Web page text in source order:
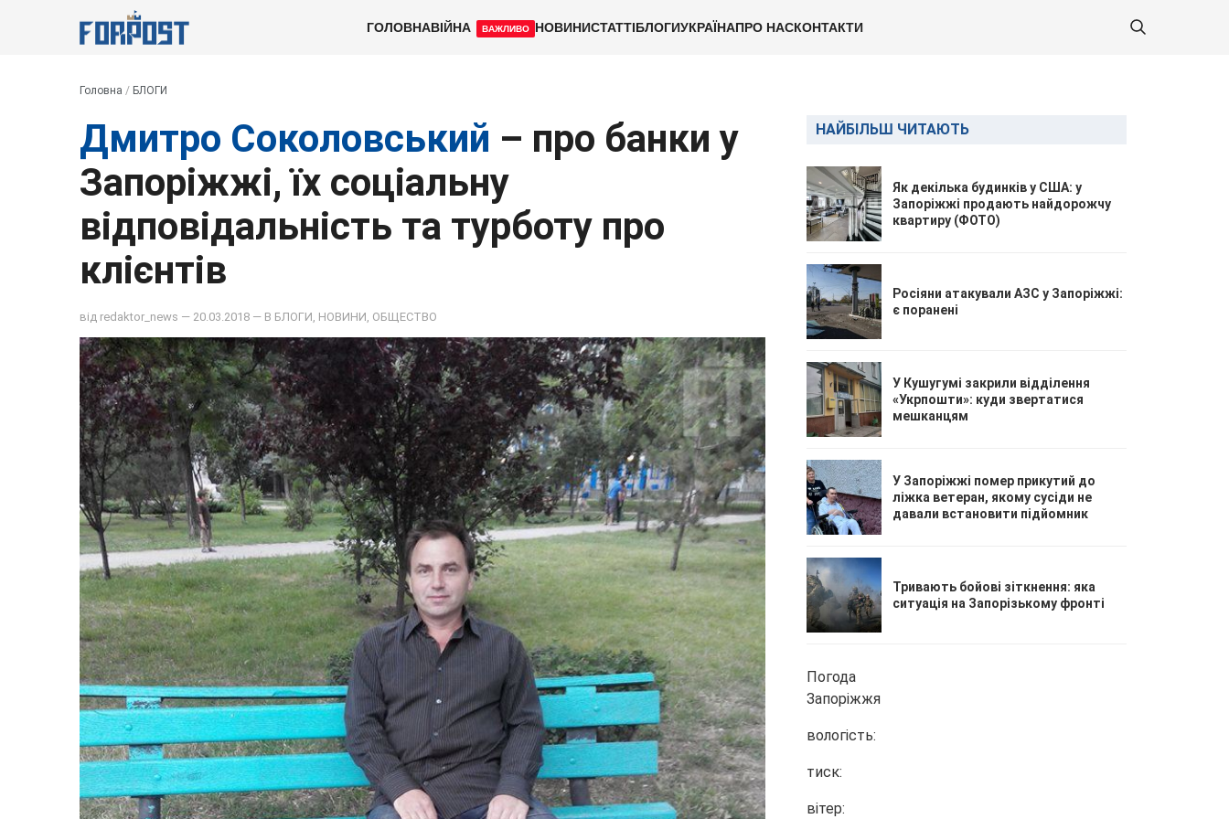
ГОЛОВНАВІЙНА ВАЖЛИВО НОВИНИСТАТТІБЛОГИУКРАЇНАПРО НАСКОНТАКТИ
Головна / БЛОГИ
Дмитро Соколовський – про банки у
Запоріжжі, їх соціальну
відповідальність та турботу про
клієнтів
від redaktor_news — 20.03.2018 — В БЛОГИ НОВИНИ ОБЩЕСТВО
НАЙБІЛЬШ ЧИТАЮТЬ
Як декілька будинків у США: у
Запоріжжі продають найдорожчу
квартиру (ФОТО)
Росіяни атакували АЗС у Запоріжжі:
є поранені
У Кушугумі закрили відділення
«Укрпошти»: куди звертатися
мешканцям
У Запоріжжі помер прикутий до
ліжка ветеран, якому сусіди не
давали встановити підйомник
Тривають бойові зіткнення: яка
ситуація на Запорізькому фронті
Погода
Запоріжжя
вологість:
тиск:
вітер: